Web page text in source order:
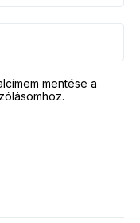
mentése a